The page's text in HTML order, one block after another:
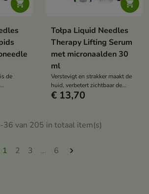

de

Tołpa Liquid Needles
Therapy Lifting Serum
met micronaalden 30
ml
Verstevigt en strakker maakt de
huid, verbetert zichtbaar de
elasticiteit en vermindert
€ 13,70
36 van 205 in totaal item(s)
1 2 3 … 6 